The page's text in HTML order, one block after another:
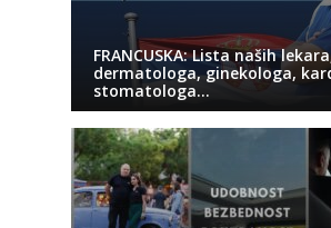
FRANCUSKA: Lista naših
dermatologa, ginekologa,
stomatologa…